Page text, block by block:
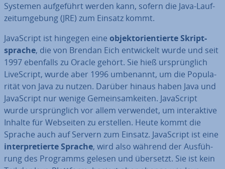
Systemen auf­ge­führt werden kann, sofern die Java-Lauf­
zeit­um­ge­bung (JRE) zum Einsatz kommt.
Ja­va­Script ist hingegen eine ob­jekt­ori­en­tier­te Skript­
spra­che, die von Brendan Eich ent­wi­ckelt wurde und seit
1997 ebenfalls zu Oracle gehört. Sie hieß ur­sprüng­lich
Live­Script, wurde aber 1996 umbenannt, um die Po­pu­la­
ri­tät von Java zu nutzen. Darüber hinaus haben Java und
Ja­va­Script nur wenige Ge­mein­sam­kei­ten. Ja­va­Script
wurde ur­sprüng­lich vor allem verwendet, um in­ter­ak­ti­ve
Inhalte für Webseiten zu erstellen. Heute kommt die
Sprache auch auf Servern zum Einsatz. Ja­va­Script ist eine
in­ter­pre­tier­te Sprache, wird also während der Aus­füh­
rung des Programms gelesen und übersetzt. Sie ist kein